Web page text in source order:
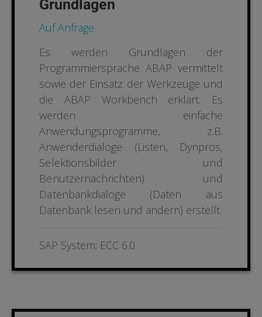
Grundlagen
Auf Anfrage
Es werden Grundlagen der
Programmiersprache ABAP vermittelt
sowie der Einsatz der Werkzeuge und
die ABAP Workbench erklärt. Es
werden einfache
Anwendungsprogramme, z.B.
Anwenderdialoge (Listen, Dynpros,
Selektionsbilder und
Benutzernachrichten) und
Datenbankdialoge (Daten aus
Datenbank lesen und ändern) erstellt.
SAP System: ECC 6.0